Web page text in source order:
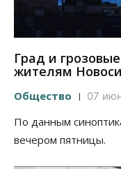
Град и
жителям
Общество 07
По данным
вечером пятницы.